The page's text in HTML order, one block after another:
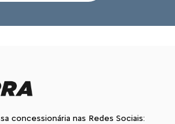
concessionária nas Redes Sociais: